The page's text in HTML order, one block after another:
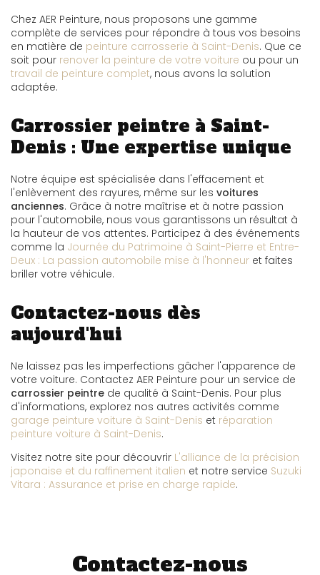
Chez AER Peinture, nous proposons une gamme
complète de services pour répondre à tous vos besoins
en matière de peinture carrosserie à Saint-Denis. Que ce
soit pour renover la peinture de votre voiture ou pour un
travail de peinture complet, nous avons la solution
adaptée.
Carrossier peintre à Saint-
Denis : Une expertise unique
Notre équipe est spécialisée dans l'effacement et
l'enlèvement des rayures, même sur les voitures
anciennes. Grâce à notre maîtrise et à notre passion
pour l'automobile, nous vous garantissons un résultat à
la hauteur de vos attentes. Participez à des événements
comme la Journée du Patrimoine à Saint-Pierre et Entre-
Deux : La passion automobile mise à l'honneur et faites
briller votre véhicule.
Contactez-nous dès
aujourd'hui
Ne laissez pas les imperfections gâcher l'apparence de
votre voiture. Contactez AER Peinture pour un service de
carrossier peintre de qualité à Saint-Denis. Pour plus
d'informations, explorez nos autres activités comme
garage peinture voiture à Saint-Denis et réparation
peinture voiture à Saint-Denis.
Visitez notre site pour découvrir L'alliance de la précision
japonaise et du raffinement italien et notre service Suzuki
Vitara : Assurance et prise en charge rapide.
Contactez-nous